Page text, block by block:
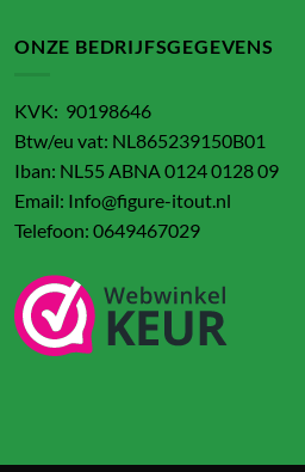
ONZE BEDRIJFSGEGEVENS
KVK: 90198646
Btw/eu vat: NL865239150B01
Iban: NL55 ABNA 0124 0128 09
Email: Info@figure-itout.nl
Telefoon: 0649467029